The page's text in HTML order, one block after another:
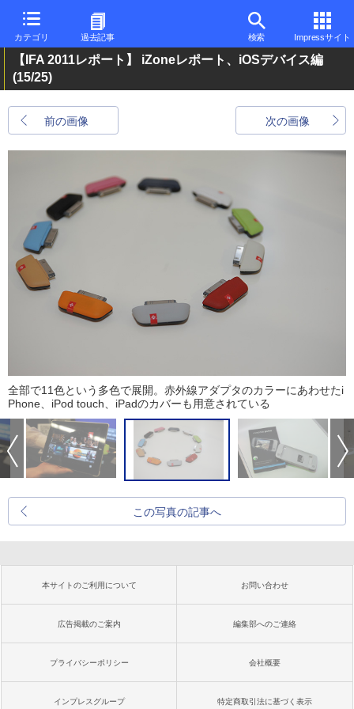
カテゴリ 過去記事 検索 Impressサイト
【IFA 2011レポート】 iZoneレポート、iOSデバイス編
(15/25)
前の画像 次の画像
全部で11色という多色で展開。赤外線アダプタのカラーにあわせたi
Phone、iPod touch、iPadのカバーも用意されている
この写真の記事へ
本サイトのご利用について お問い合わせ
広告掲載のご案内 編集部へのご連絡
プライバシーポリシー 会社概要
インプレスグループ 特定商取引法に基づく表示